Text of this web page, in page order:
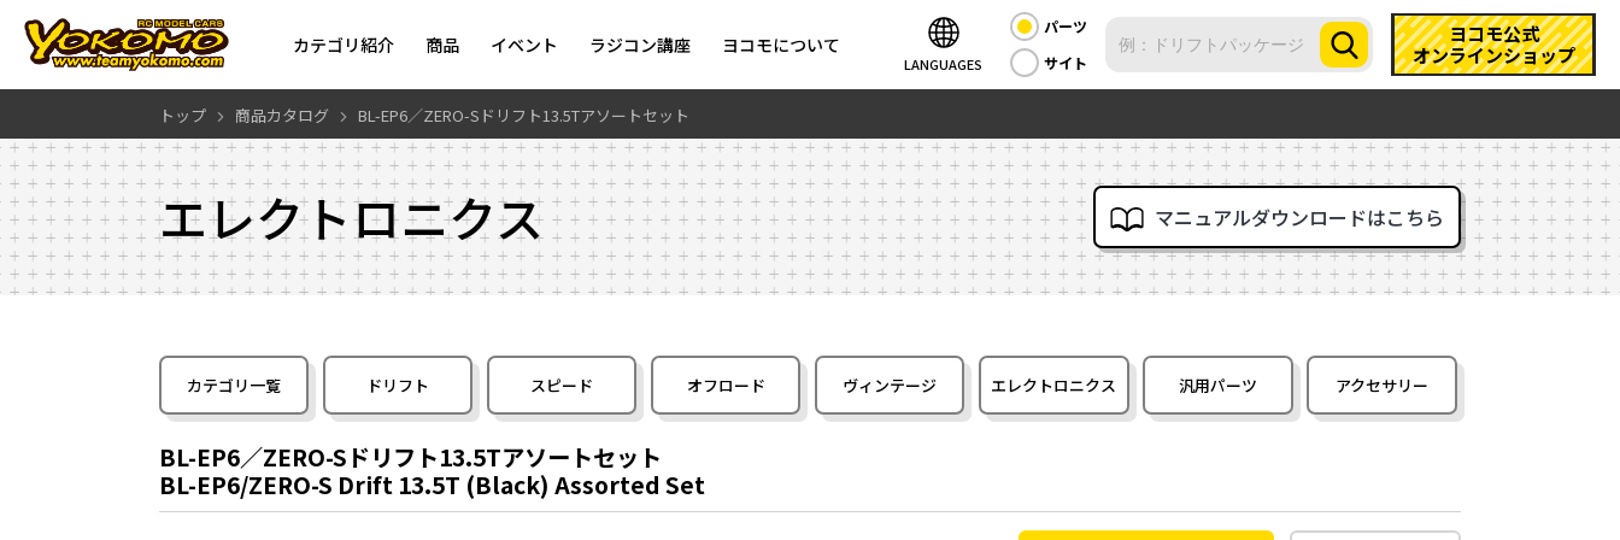
カテゴリ紹介 商品 イベント ラジコン講座 ヨコモについて
LANGUAGES
パーツ
サイト
ヨコモ公式
オンラインショップ
トップ 商品カタログ BL-EP6／ZERO-Sドリフト13.5Tアソートセット
エレクトロニクス マニュアルダウンロードはこちら
カテゴリ一覧 ドリフト スピード オフロード ヴィンテージ エレクトロニクス 汎用パーツ アクセサリー
BL-EP6／ZERO-Sドリフト13.5Tアソートセット
BL-EP6/ZERO-S Drift 13.5T (Black) Assorted Set